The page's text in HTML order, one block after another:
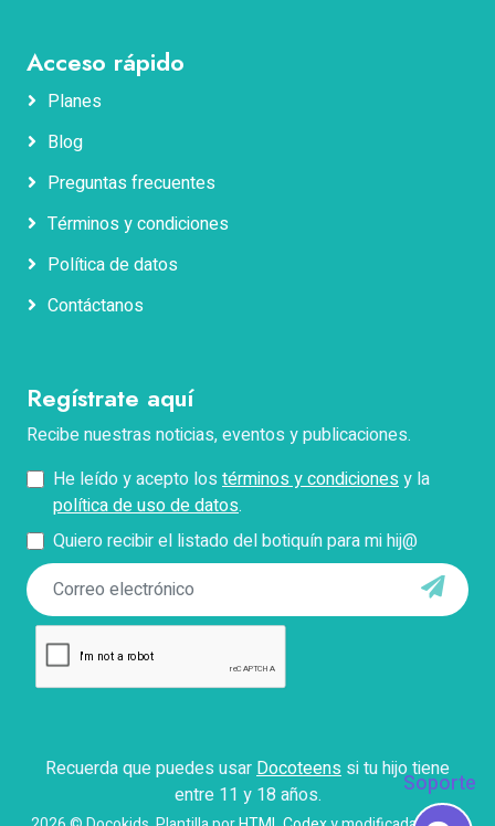
Acceso rápido
Planes
Blog
Preguntas frecuentes
Términos y condiciones
Política de datos
Contáctanos
Regístrate aquí
Recibe nuestras noticias, eventos y publicaciones.
He leído y acepto los términos y condicionesy la
política de uso de datos.
Quiero recibir el listado del botiquín para mi hij@
Enviar
Recuerda que puedes usarDocoteens si tu hijo tiene
entre 11 y 18 años.
Soporte
Nombres
Apellidos
Teléfono
Pregunta
*Describe tu problema con el pago, facturación o
nuestrostérminos y condiciones.